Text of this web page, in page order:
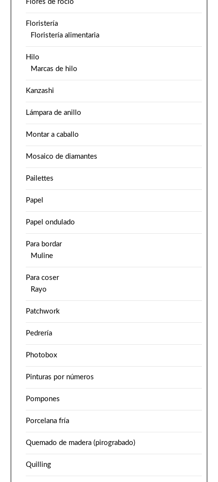
Flores de rocío
Floristería
Floristería alimentaria
Hilo
Marcas de hilo
Kanzashi
Lámpara de anillo
Montar a caballo
Mosaico de diamantes
Pailettes
Papel
Papel ondulado
Para bordar
Muline
Para coser
Rayo
Patchwork
Pedrería
Photobox
Pinturas por números
Pompones
Porcelana fría
Quemado de madera (pirograbado)
Quilling